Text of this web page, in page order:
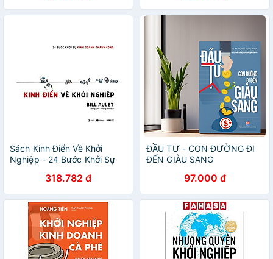
Sách Kinh Điển Về Khởi
Nghiệp - 24 Bước Khởi Sự
318.782 đ
ĐẦU TƯ - CON ĐƯỜNG ĐI
ĐẾN GIÀU SANG
97.000 đ